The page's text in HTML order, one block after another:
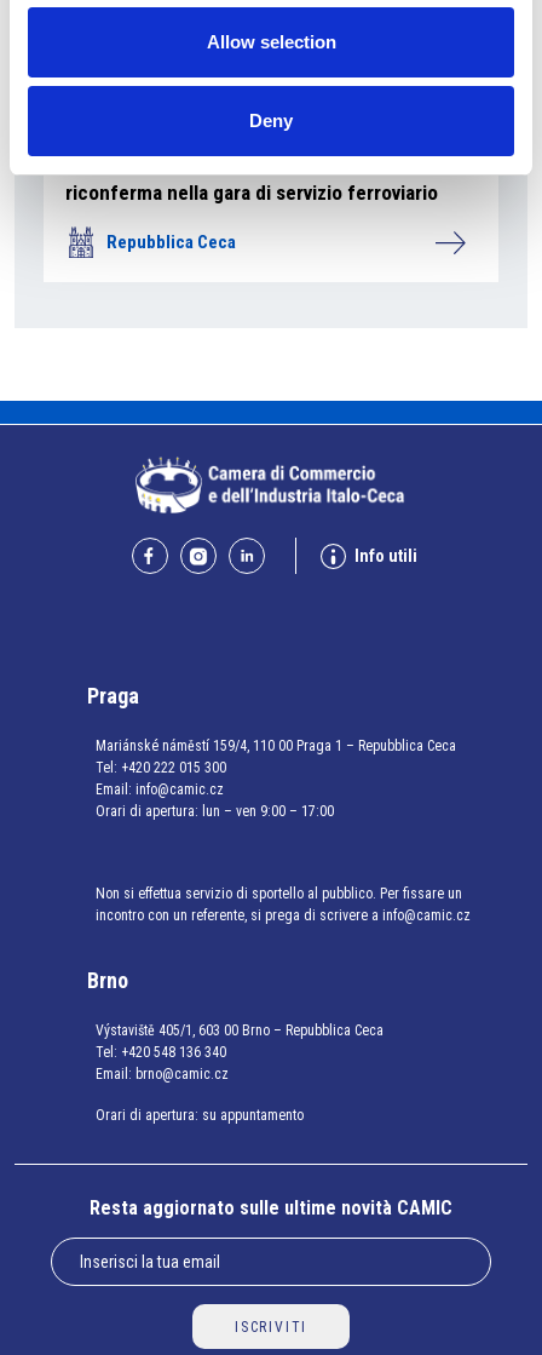
Allow selection
Deny
La società pubblica České dráhy verso la
riconferma nella gara di servizio ferroviario
Repubblica Ceca
Info utili
Praga
Mariánské náměstí 159/4, 110 00 Praga 1 – Repubblica Ceca
Tel: +420 222 015 300
Email: info@camic.cz
Orari di apertura: lun – ven 9:00 – 17:00
Non si effettua servizio di sportello al pubblico. Per fissare un
incontro con un referente, si prega di scrivere a info@camic.cz
Brno
Výstaviště 405/1, 603 00 Brno – Repubblica Ceca
Tel: +420 548 136 340
Email: brno@camic.cz
Orari di apertura: su appuntamento
Resta aggiornato sulle ultime novità CAMIC
ISCRIVITI